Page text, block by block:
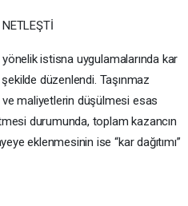
istisna uygulamalarında kar
şekilde düzenlendi. Taşınmaz
ve maliyetlerin düşülmesi esas
durumunda, toplam kazancın
eklenmesinin ise “kar dağıtımı”